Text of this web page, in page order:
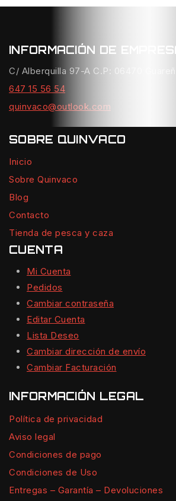
INFORMACIÓN DE
C/ Alberquilla 97-A C.P: 06470
647 15 56 54
quinvaco@outlook.com
SOBRE QUINVACO
Inicio
Sobre Quinvaco
Blog
Contacto
Tienda de pesca y caza
CUENTA
Mi Cuenta
Pedidos
Cambiar contraseña
Editar Cuenta
Lista Deseo
Cambiar dirección de envío
Cambiar Facturación
INFORMACIÓN LEGAL
Política de privacidad
Aviso legal
Condiciones de pago
Condiciones de Uso
Entregas – Garantía – Devoluciones